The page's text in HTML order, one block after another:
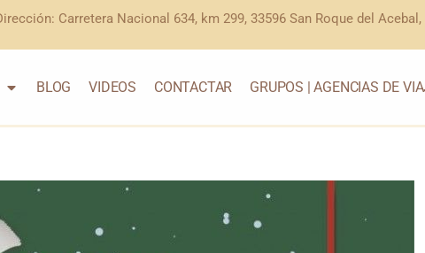
Carretera Nacional 634, km 299, 33596 San Roque del
BLOG VIDEOS CONTACTAR GRUPOS | AGENCIAS DE